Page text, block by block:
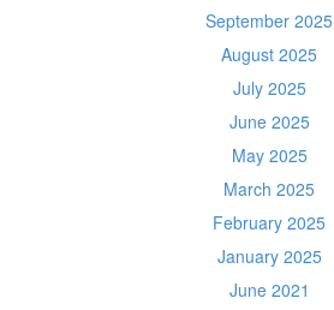
September 2025
August 2025
July 2025
June 2025
May 2025
March 2025
February 2025
January 2025
June 2021